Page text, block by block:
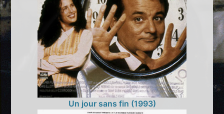
Un jour sans fin (1993)